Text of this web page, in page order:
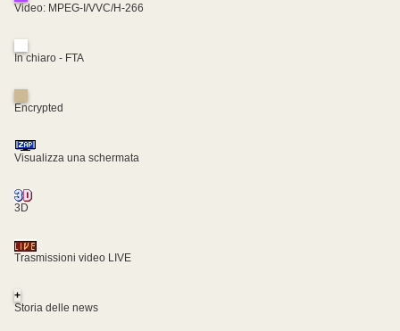
Video: MPEG-I/VVC/H-266
In chiaro - FTA
Encrypted
Visualizza una schermata
3D
Trasmissioni video LIVE
+
Storia delle news